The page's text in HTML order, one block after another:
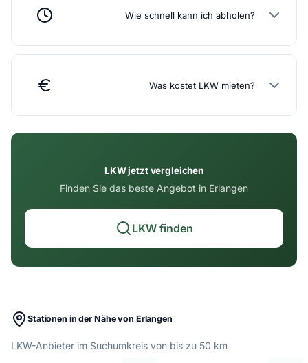
Wie schnell kann ich abholen?
Was kostet LKW mieten?
LKW jetzt vergleichen
Finden Sie das beste Angebot in Erlangen
LKW finden
Stationen in der Nähe von Erlangen
LKW-Anbieter im Suchumkreis von bis zu 50 km